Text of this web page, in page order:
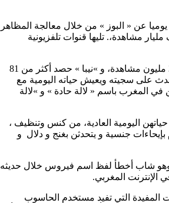
يوميا عن « البوز » من خلال معالجة المظاهر
مشاهدة،. تليها قنوات تلفزيونية
وتتمتع القنوات المثيرة للجدل رغم أن محتواها يكون ضعيفا بمشاهدات عالية، فقناة سارة أبوجاد مثلاً تضم 36 مليون مشاهدة، و »نيبا » حصد أكثر من 81
على سجيته ويعيش حياته اليومية مع
المغرب باسم « لالة حادة » و »لالة
اليومية العادية، من كنس وتنظيف ،
جنسية و يتحدثن بغنج و دلال و
وهو شاب أخطأ لفظ اسم فيروس خلال حديثه
الإنترنت المغربي.
المفيدة التي تفيد مستخدم الحاسوب